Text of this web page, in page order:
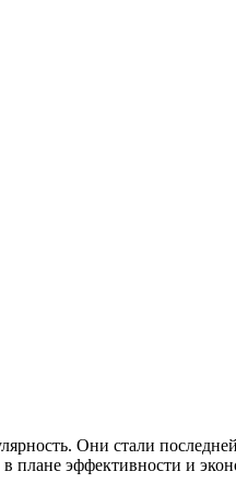
Они стали
эффективности и